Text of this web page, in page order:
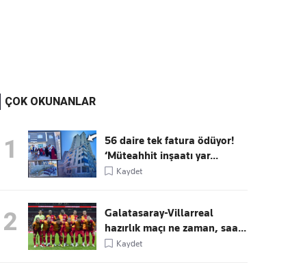
ÇOK OKUNANLAR
1
56 daire tek fatura ödüyor!
‘Müteahhit inşaatı yar...
Kaydet
2
Galatasaray-Villarreal
hazırlık maçı ne zaman, saa...
Kaydet